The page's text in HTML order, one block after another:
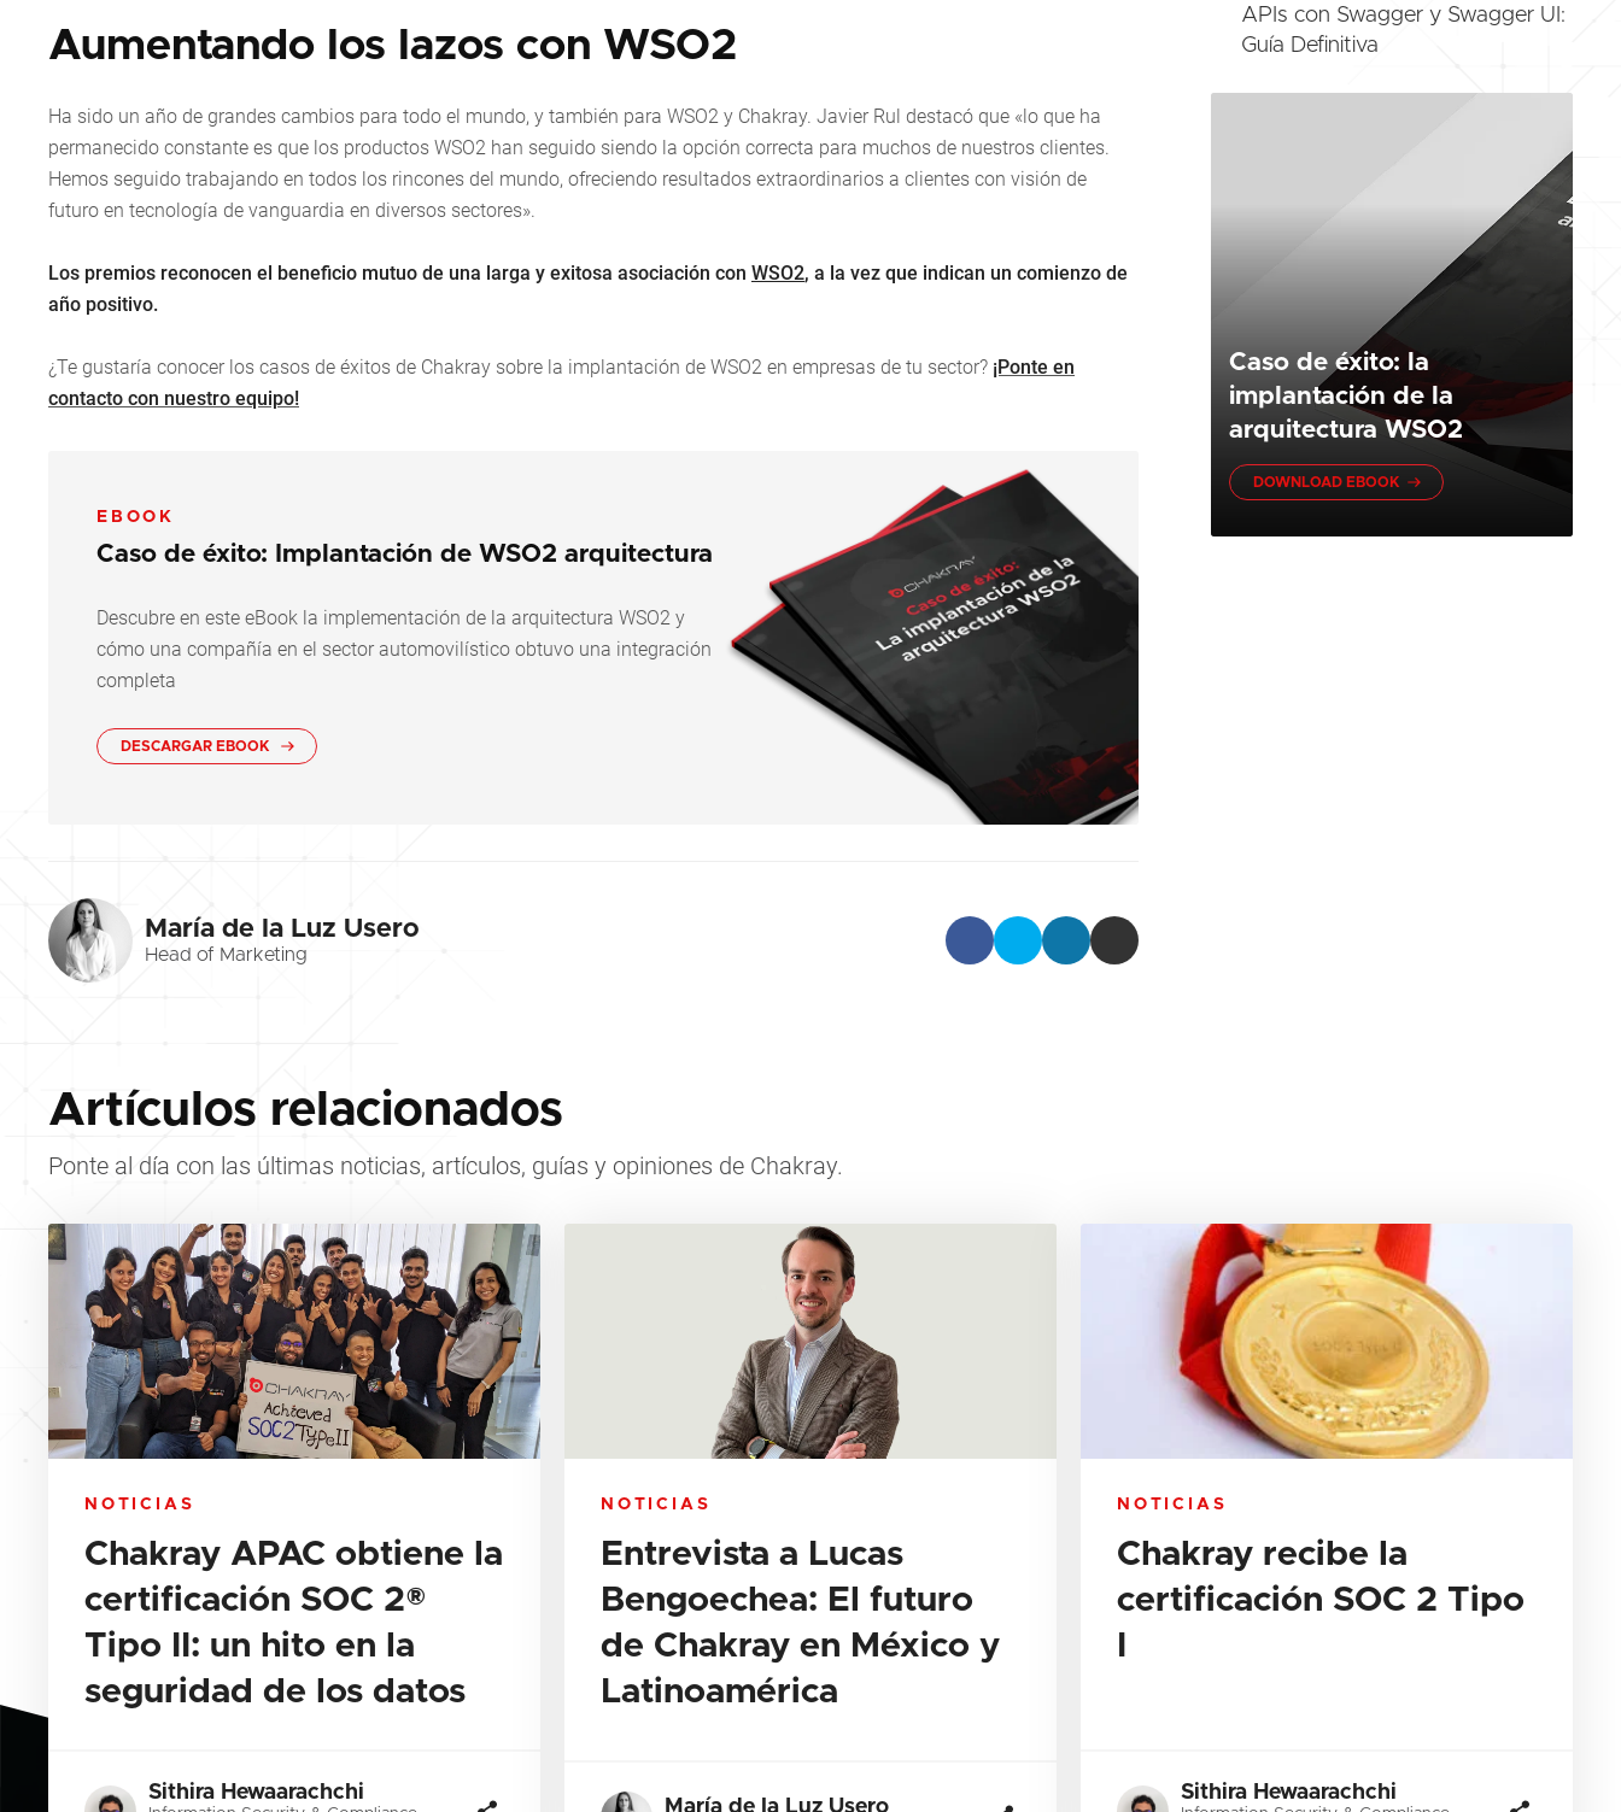
Aumentando los lazos con WSO2
Ha sido un año de grandes cambios para todo el mundo, y también para WSO2 y Chakray. Javier Rul destacó que «lo que ha
permanecido constante es que los productos WSO2 han seguido siendo la opción correcta para muchos de nuestros clientes.
Hemos seguido trabajando en todos los rincones del mundo, ofreciendo resultados extraordinarios a clientes con visión de
futuro en tecnología de vanguardia en diversos sectores».
Los premios reconocen el beneficio mutuo de una larga y exitosa asociación con WSO2, a la vez que indican un comienzo de
año positivo.
¿Te gustaría conocer los casos de éxitos de Chakray sobre la implantación de WSO2 en empresas de tu sector? ¡Ponte en
contacto con nuestro equipo!
EBOOK
Caso de éxito: Implantación de WSO2 arquitectura
Descubre en este eBook la implementación de la arquitectura WSO2 y
cómo una compañía en el sector automovilístico obtuvo una integración
completa
DESCARGAR EBOOK
María de la Luz Usero
Head of Marketing
APIs con Swagger y Swagger UI:
Guía Definitiva
Caso de éxito: la
implantación de la
arquitectura WSO2
DOWNLOAD EBOOK
Artículos relacionados
Ponte al día con las últimas noticias, artículos, guías y opiniones de Chakray.
NOTICIAS
Chakray APAC obtiene la
certificación SOC 2®
Tipo II: un hito en la
seguridad de los datos
Sithira Hewaarachchi
NOTICIAS
Entrevista a Lucas
Bengoechea: El futuro
de Chakray en México y
Latinoamérica
María de la Luz Usero
NOTICIAS
Chakray recibe la
certificación SOC 2 Tipo
Sithira Hewaarachchi